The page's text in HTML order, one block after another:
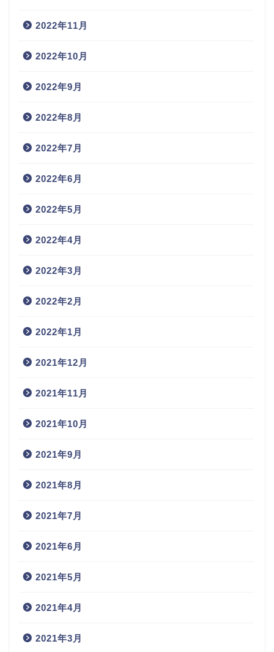
2022年11月
2022年10月
2022年9月
2022年8月
2022年7月
2022年6月
2022年5月
2022年4月
2022年3月
2022年2月
2022年1月
2021年12月
2021年11月
2021年10月
2021年9月
2021年8月
2021年7月
2021年6月
2021年5月
2021年4月
2021年3月